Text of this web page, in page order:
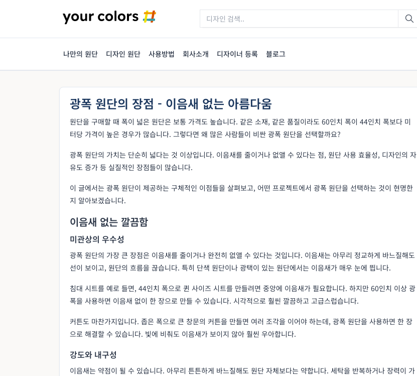
나만의 원단 디자인 원단 사용방법 회사소개 디자이너 등록 블로그
광폭 원단의 장점 - 이음새 없는 아름다움
원단을 구매할 때 폭이 넓은 원단은 보통 가격도 높습니다. 같은 소재, 같은 품질이라도 60인치 폭이 44인치 폭보다 미
터당 가격이 높은 경우가 많습니다. 그렇다면 왜 많은 사람들이 비싼 광폭 원단을 선택할까요?
광폭 원단의 가치는 단순히 넓다는 것 이상입니다. 이음새를 줄이거나 없앨 수 있다는 점, 원단 사용 효율성, 디자인의 자
유도 증가 등 실질적인 장점들이 많습니다.
이 글에서는 광폭 원단이 제공하는 구체적인 이점들을 살펴보고, 어떤 프로젝트에서 광폭 원단을 선택하는 것이 현명한
지 알아보겠습니다.
이음새 없는 깔끔함
미관상의 우수성
광폭 원단의 가장 큰 장점은 이음새를 줄이거나 완전히 없앨 수 있다는 것입니다. 이음새는 아무리 정교하게 바느질해도
선이 보이고, 원단의 흐름을 끊습니다. 특히 단색 원단이나 광택이 있는 원단에서는 이음새가 매우 눈에 띕니다.
침대 시트를 예로 들면, 44인치 폭으로 퀸 사이즈 시트를 만들려면 중앙에 이음새가 필요합니다. 하지만 60인치 이상 광
폭을 사용하면 이음새 없이 한 장으로 만들 수 있습니다. 시각적으로 훨씬 깔끔하고 고급스럽습니다.
커튼도 마찬가지입니다. 좁은 폭으로 큰 창문의 커튼을 만들면 여러 조각을 이어야 하는데, 광폭 원단을 사용하면 한 장
으로 해결할 수 있습니다. 빛에 비춰도 이음새가 보이지 않아 훨씬 우아합니다.
강도와 내구성
이음새는 약점이 될 수 있습니다. 아무리 튼튼하게 바느질해도 원단 자체보다는 약합니다. 세탁을 반복하거나 장력이 가